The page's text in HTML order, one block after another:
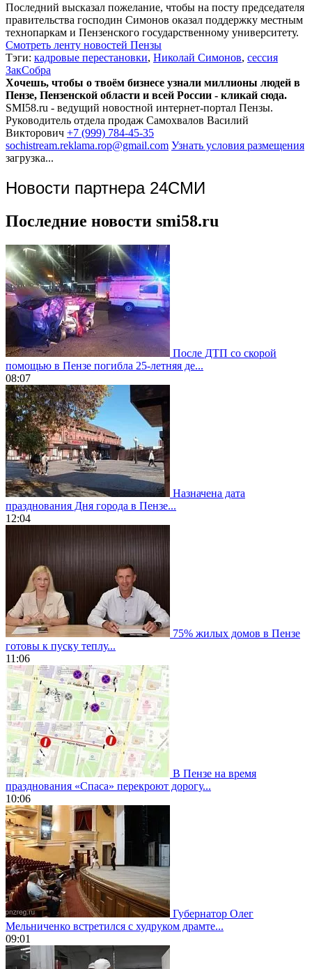
Последний высказал пожелание, чтобы на посту председателя
правительства господин Симонов оказал поддержку местным
технопаркам и Пензенского государственному университету.
Смотреть ленту новостей Пензы
Тэги: кадровые перестановки, Николай Симонов, сессия
ЗакСобра
Хочешь, чтобы о твоём бизнесе узнали миллионы людей в
Пензе, Пензенской области и всей России - кликай сюда.
SMI58.ru - ведущий новостной интернет-портал Пензы.
Руководитель отдела продаж Самохвалов Василий
Викторович +7 (999) 784-45-35
sochistream.reklama.rop@gmail.com Узнать условия размещения
загрузка...
Новости партнера 24СМИ
Последние новости smi58.ru
После ДТП со скорой
помощью в Пензе погибла 25-летняя де...
08:07
Назначена дата
празднования Дня города в Пензе...
12:04
75% жилых домов в Пензе
готовы к пуску теплу...
11:06
В Пензе на время
празднования «Спаса» перекроют дорогу...
10:06
Губернатор Олег
Мельниченко встретился с худруком драмте...
09:01